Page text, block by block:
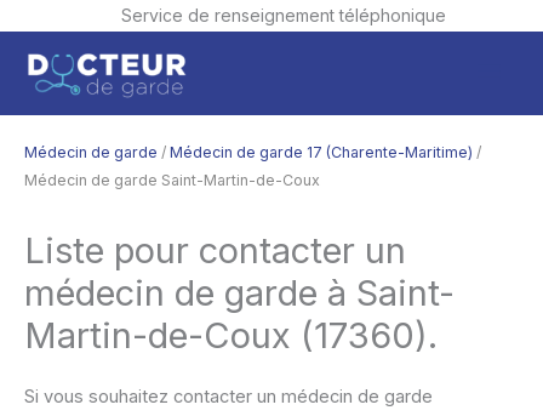
Service de renseignement téléphonique
contenu
Médecin de garde / Médecin de garde 17 (Charente-Maritime) /
Médecin de garde Saint-Martin-de-Coux
Liste pour contacter un
médecin de garde à Saint-
Martin-de-Coux (17360).
Si vous souhaitez contacter un médecin de garde